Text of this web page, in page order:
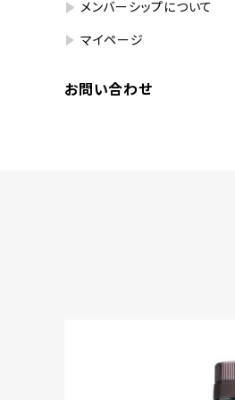
メンバーシップについて
マイページ
お問い合わせ